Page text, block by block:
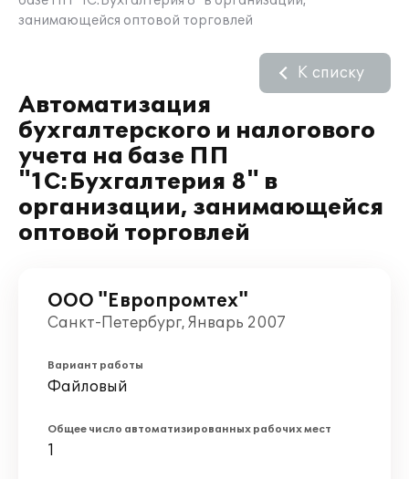
занимающейся оптовой торговлей
Автоматизация
бухгалтерского и налогового
учета на базе ПП
"1С:Бухгалтерия 8" в
организации, занимающейся
оптовой торговлей
К списку
ООО "Европромтех"
Санкт-Петербург, Январь 2007
Вариант работы
Файловый
Общее число автоматизированных рабочих мест
1